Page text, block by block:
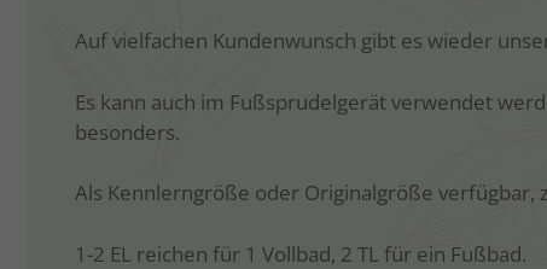
Auf vielfachen Kundenwunsch gibt es wieder
Es kann auch im Fußsprudelgerät verwendet
besonders.
Als Kennlerngröße oder Originalgröße verfügbar,
1-2 EL reichen für 1 Vollbad, 2 TL für ein Fußbad.